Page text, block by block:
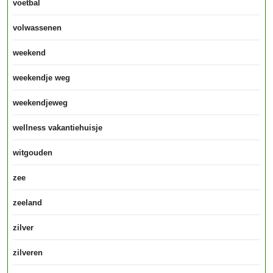
voetbal
volwassenen
weekend
weekendje weg
weekendjeweg
wellness vakantiehuisje
witgouden
zee
zeeland
zilver
zilveren